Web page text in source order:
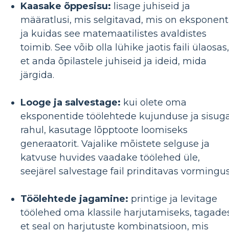
Kaasake õppesisu: lisage juhiseid ja
määratlusi, mis selgitavad, mis on eksponent
ja kuidas see matemaatilistes avaldistes
toimib. See võib olla lühike jaotis faili ülaosas,
et anda õpilastele juhiseid ja ideid, mida
järgida.
Looge ja salvestage: kui olete oma
eksponentide töölehtede kujunduse ja
rahul, kasutage lõpptoote loomiseks
generaatorit. Vajalike mõistete selguse ja
katvuse huvides vaadake töölehed üle,
seejärel salvestage fail prinditavas
Töölehtede jagamine: printige ja levitage
töölehed oma klassile harjutamiseks,
et seal on harjutuste kombinatsioon, mis